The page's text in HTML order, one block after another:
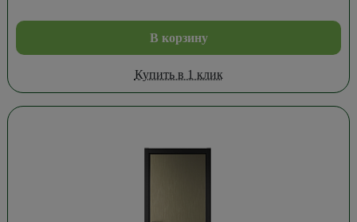
В корзину
Купить в 1 клик